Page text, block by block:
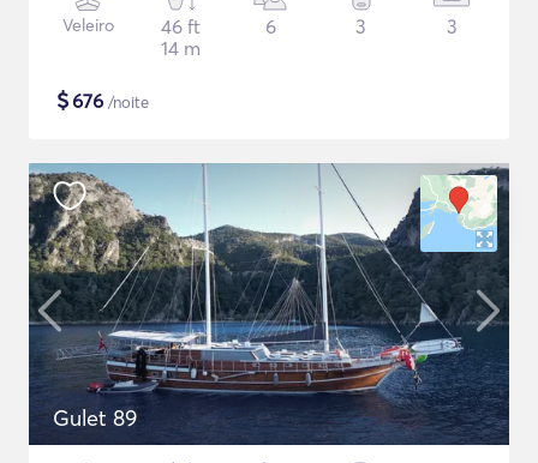
Veleiro
46 ft
14 m
6 3 3
$676 /noite
Gulet 89